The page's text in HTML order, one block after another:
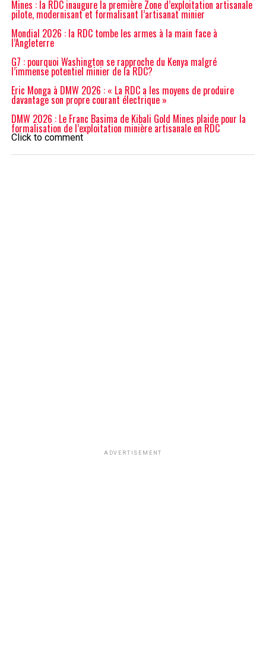
Mines : la RDC inaugure la première Zone d’exploitation artisanale
pilote, modernisant et formalisant l’artisanat minier
Mondial 2026 : la RDC tombe les armes à la main face à
l’Angleterre
G7 : pourquoi Washington se rapproche du Kenya malgré
l’immense potentiel minier de la RDC?
Eric Monga à DMW 2026 : « La RDC a les moyens de produire
davantage son propre courant électrique »
DMW 2026 : Le Franc Basima de Kibali Gold Mines plaide pour la
formalisation de l’exploitation minière artisanale en RDC
Click to comment
ADVERTISEMENT